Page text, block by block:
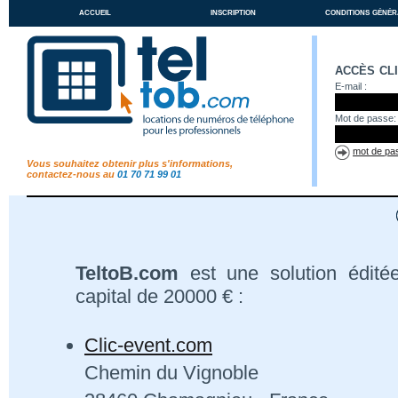
accueil inscription conditions
Vous souhaitez obtenir plus s'informations,
contactez-nous au 01 70 71 99 01
accès
E-mail :
Mot de passe:
mot de
TeltoB.com est une solution
capital de 20000 € :
Clic-event.com
Chemin du Vignoble